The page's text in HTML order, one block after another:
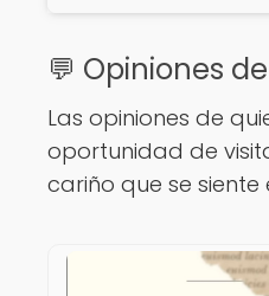
💬 Opiniones
Las opiniones de
oportunidad de
cariño que se siente